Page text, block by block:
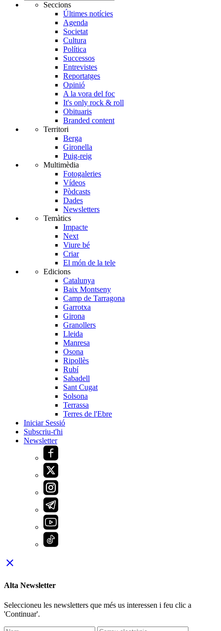
Seccions
Últimes notícies
Agenda
Societat
Cultura
Política
Successos
Entrevistes
Reportatges
Opinió
A la vora del foc
It's only rock & roll
Obituaris
Branded content
Territori
Berga
Gironella
Puig-reig
Multimèdia
Fotogaleries
Vídeos
Pòdcasts
Dades
Newsletters
Temàtics
Impacte
Next
Viure bé
Criar
El món de la tele
Edicions
Catalunya
Baix Montseny
Camp de Tarragona
Garrotxa
Girona
Granollers
Lleida
Manresa
Osona
Ripollès
Rubí
Sabadell
Sant Cugat
Solsona
Terrassa
Terres de l'Ebre
Iniciar Sessió
Subscriu-t'hi
Newsletter
close
Alta Newsletter
Seleccioneu les newsletters que més us interessen i feu clic a
'Continuar'.